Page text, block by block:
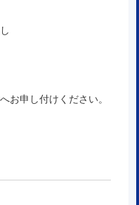
お申し付けください。